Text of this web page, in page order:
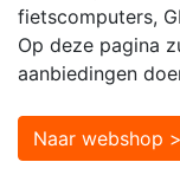
fietscomputers,
Op deze pagina
aanbiedingen
Naar webshop >